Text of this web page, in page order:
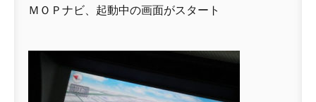
ＭＯＰナビ、起動中の画面がスタート